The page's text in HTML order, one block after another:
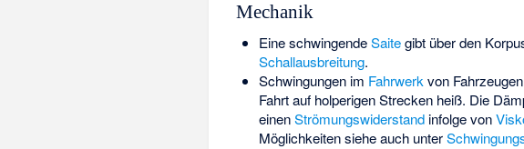
Mechanik
Eine schwingendeSaitegibt über den
Schallausbreitung.
Schwingungen im Fahrwerk von
Fahrt auf holperigen Strecken heiß. Die
einenStrömungswiderstandinfolge von
Möglichkeiten siehe auch unter